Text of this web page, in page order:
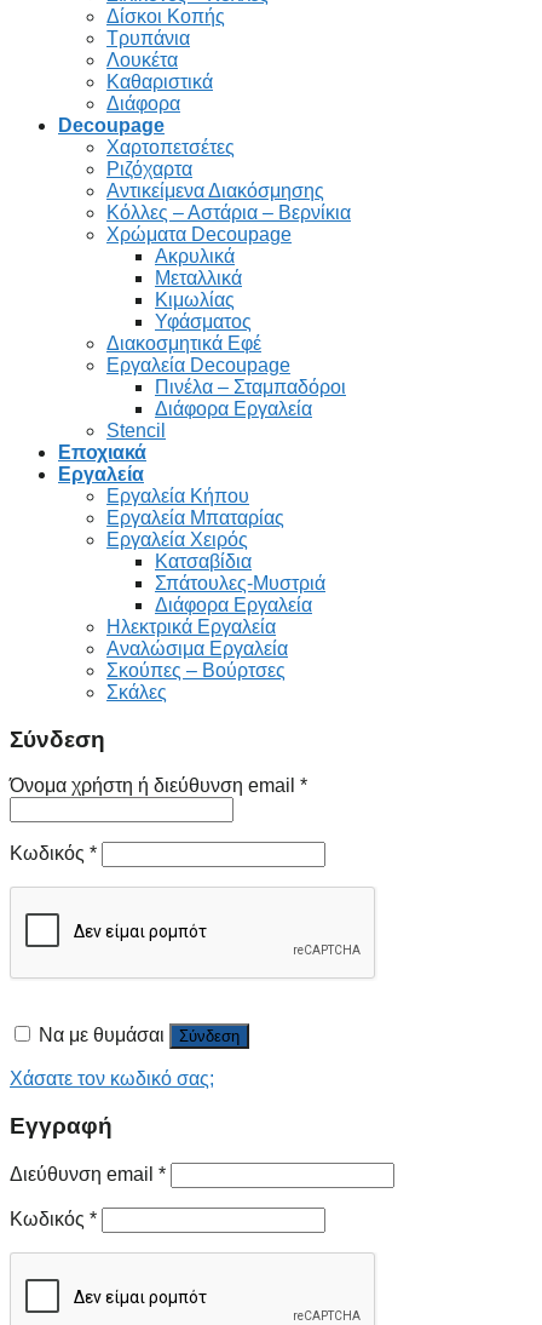
Δίσκοι Κοπής
Τρυπάνια
Λουκέτα
Καθαριστικά
Διάφορα
Decoupage
Χαρτοπετσέτες
Ριζόχαρτα
Αντικείμενα Διακόσμησης
Κόλλες – Αστάρια – Βερνίκια
Χρώματα Decoupage
Ακρυλικά
Μεταλλικά
Κιμωλίας
Υφάσματος
Διακοσμητικά Εφέ
Εργαλεία Decoupage
Πινέλα – Σταμπαδόροι
Διάφορα Εργαλεία
Stencil
Εποχιακά
Εργαλεία
Εργαλεία Κήπου
Εργαλεία Μπαταρίας
Εργαλεία Χειρός
Κατσαβίδια
Σπάτουλες-Μυστριά
Διάφορα Εργαλεία
Ηλεκτρικά Εργαλεία
Αναλώσιμα Εργαλεία
Σκούπες – Βούρτσες
Σκάλες
Σύνδεση
Όνομα χρήστη ή διεύθυνση email *
Κωδικός *
Να με θυμάσαι Σύνδεση
Χάσατε τον κωδικό σας;
Εγγραφή
Διεύθυνση email *
Κωδικός *